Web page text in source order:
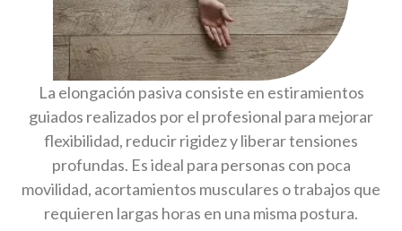
La elongación pasiva consiste en estiramientos
guiados realizados por el profesional para mejorar
flexibilidad, reducir rigidez y liberar tensiones
profundas. Es ideal para personas con poca
movilidad, acortamientos musculares o trabajos que
requieren largas horas en una misma postura.